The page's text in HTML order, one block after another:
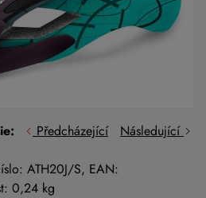
Předcházející Následující
ATH20J/S, EAN:
0,24 kg